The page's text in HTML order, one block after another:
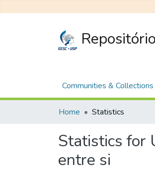
Communities & Collections
Home Statistics
Statistics for
entre si